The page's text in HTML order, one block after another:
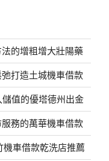
的增粗增大壯陽藥
打造土城機車借款
值的優塔德州出金
務的萬華機車借款
車借款乾洗店推薦